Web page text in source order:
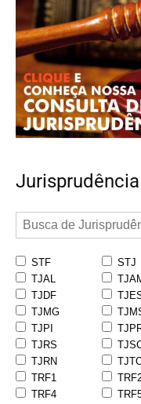
Jurisprudência
STF STJ
TJAL
TJDF
TJMG
TJPI
TJRS
TJRN
TRF1
TRF4